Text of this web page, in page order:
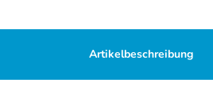
Artikelbeschreibung